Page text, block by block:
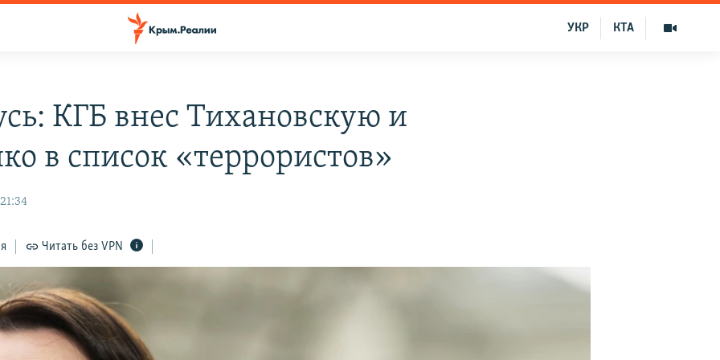
КТА
УКР
КГБ внес Тихановскую и
в список «террористов»
Читать без VPN